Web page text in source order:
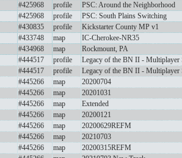
#425968 profile
PSC: Around the Neighborhood
#425968 profile
PSC: South Plains Switching
#430835 profile
Kickstarter County MP v1
#433748 map
IC-Cherokee-NR35
#434968 map
Rockmount, PA
#444517 profile
Legacy of the BN II - Multiplayer
#444517 profile
Legacy of the BN II - Multiplayer
#445266 map
20200704
#445266 map
20201031
#445266 map
Extended
#445266 map
20200121
#445266 map
20200629REFM
#445266 map
20210703
#445266 map
20200315REFM